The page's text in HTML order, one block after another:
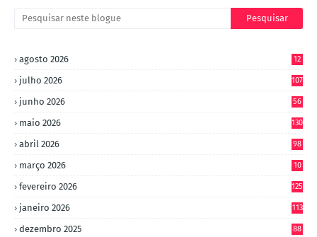
agosto 2026 12
julho 2026 107
junho 2026 56
maio 2026 130
abril 2026 98
março 2026
10
fevereiro 2026 125
janeiro 2026 113
dezembro 2025 88